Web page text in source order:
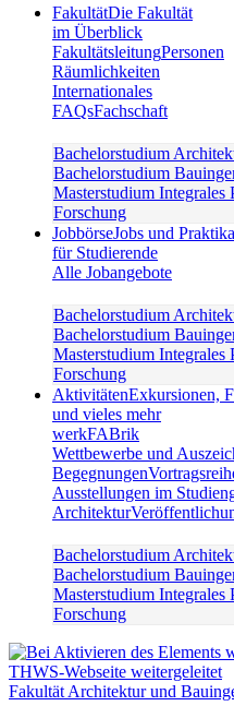
FakultätDie Fakultät
im Überblick
FakultätsleitungPersonen
Räumlichkeiten
Internationales
FAQsFachschaft
Bachelorstudium
Bachelorstudium
Masterstudium Integrales
Forschung
JobbörseJobs und Praktika
für Studierende
Alle Jobangebote
Bachelorstudium
Bachelorstudium
Masterstudium Integrales
Forschung
AktivitätenExkursionen,
und vieles mehr
werkFABrik
Wettbewerbe und
Begegnungen
Ausstellungen im
Architektur
Bachelorstudium
Bachelorstudium
Masterstudium Integrales
Forschung
Fakultät Architektur und